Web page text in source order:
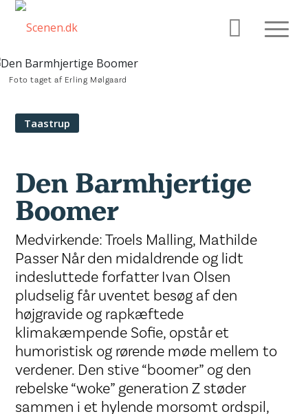
Foto taget af Erling Mølgaard
Taastrup
Den Barmhjertige
Boomer
Medvirkende: Troels Malling, Mathilde
Passer Når den midaldrende og lidt
indesluttede forfatter Ivan Olsen
pludselig får uventet besøg af den
højgravide og rapkæftede
klimakæmpende Sofie, opstår et
humoristisk og rørende møde mellem to
verdener. Den stive “boomer” og den
rebelske “woke” generation Z støder
sammen i et hylende morsomt ordspil,